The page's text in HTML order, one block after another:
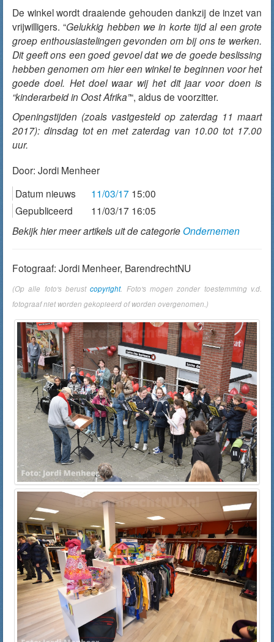
De winkel wordt draaiende gehouden dankzij de inzet van
vrijwilligers. “Gelukkig hebben we in korte tijd al een grote
groep enthousiastelingen gevonden om bij ons te werken.
Dit geeft ons een goed gevoel dat we de goede beslissing
hebben genomen om hier een winkel te beginnen voor het
goede doel. Het doel waar wij het dit jaar voor doen is
“kinderarbeid in Oost Afrika”“, aldus de voorzitter.
Openingstijden (zoals vastgesteld op zaterdag 11 maart
2017): dinsdag tot en met zaterdag van 10.00 tot 17.00
uur.
Door: Jordi Menheer
Datum nieuws
11/03/17 15:00
Gepubliceerd
11/03/17 16:05
Bekijk hier meer artikels uit de categorieOndernemen
Fotograaf: Jordi Menheer, BarendrechtNU
(Op alle foto's berustcopyright. Foto's mogen zonder toestemming v.d.
fotograaf niet worden gekopieerd of worden overgenomen.)